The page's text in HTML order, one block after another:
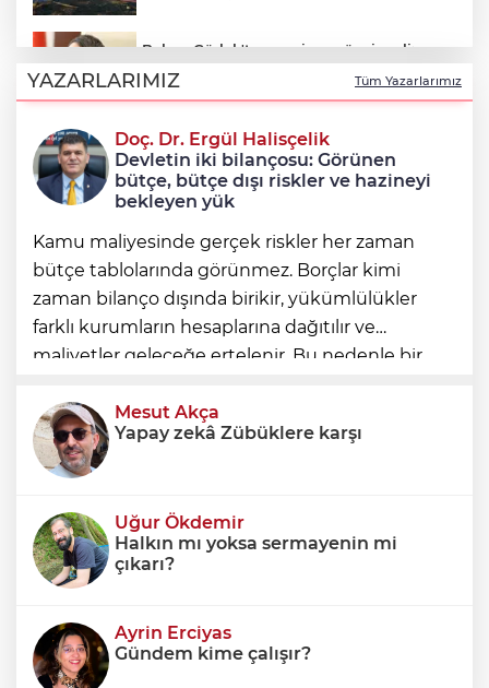
Bakan Gürlek'ten yeni sansür sinyali:
İnternet gazeteciliğini 'tek çatı altında
toplayacak' yasa geliyor
Nilüfer’e 7 yeni park kazandırılıyor
YAZARLARIMIZ Tüm Yazarlarımız
Doç. Dr. Ergül Halisçelik
Devletin iki bilançosu: Görünen
bütçe, bütçe dışı riskler ve hazineyi
bekleyen yük
Kamu maliyesinde gerçek riskler her zaman
bütçe tablolarında görünmez. Borçlar kimi
zaman bilanço dışında birikir, yükümlülükler
farklı kurumların hesaplarına dağıtılır ve
maliyetler geleceğe ertelenir. Bu nedenle bir
yalnızca bütçe açığına veya resmi borç stok
Mesut Akça
Yapay zekâ Zübüklere karşı
Uğur Ökdemir
Halkın mı yoksa sermayenin mi
çıkarı?
Ayrin Erciyas
Gündem kime çalışır?